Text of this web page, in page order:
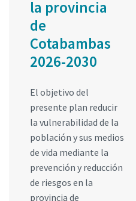
la provincia
de
Cotabambas
2026-2030
El objetivo del
presente plan reducir
la vulnerabilidad de la
población y sus medios
de vida mediante la
prevención y reducción
de riesgos en la
provincia de